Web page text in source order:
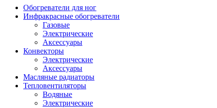
Обогреватели для ног
Инфракрасные обогреватели
Газовые
Электрические
Аксессуары
Конвекторы
Электрические
Аксессуары
Масляные радиаторы
Тепловентиляторы
Водяные
Электрические